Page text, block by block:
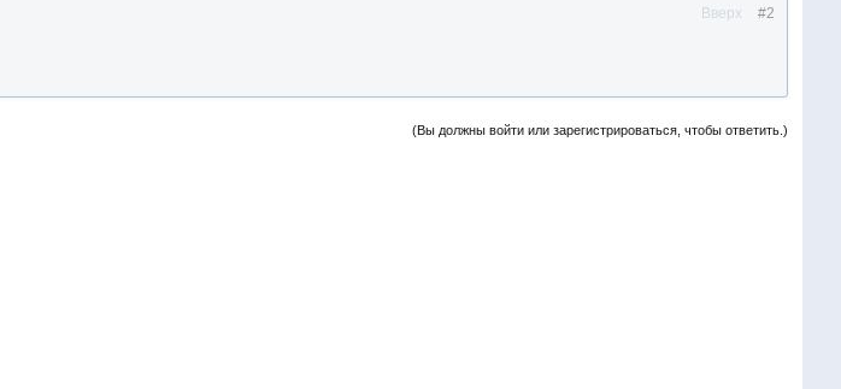
#2
Вверх
(Вы должны войти или зарегистрироваться, чтобы ответить.)